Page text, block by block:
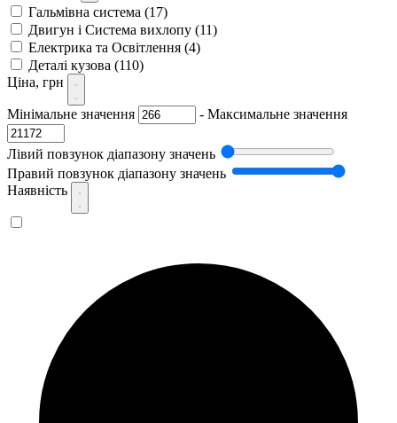
Гальмівна система (17)
Двигун і Система вихлопу (11)
Електрика та Освітлення (4)
Деталі кузова (110)
Ціна, грн
Мінімальне значення - Максимальне значення
Лівий повзунок діапазону значень
Правий повзунок діапазону значень
Наявність